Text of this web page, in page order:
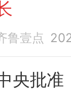
鲁壹点
央批准